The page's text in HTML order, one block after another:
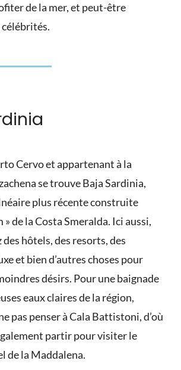
de la mer, et peut-être
Cervo et appartenant à la
se trouve Baja Sardinia,
plus récente construite
» de la Costa Smeralda. Ici aussi,
hôtels, des resorts, des
et bien d’autres choses pour
désirs. Pour une baignade
eaux claires de la région,
pas penser à Cala Battistoni, d’où
partir pour visiter le
de la Maddalena.